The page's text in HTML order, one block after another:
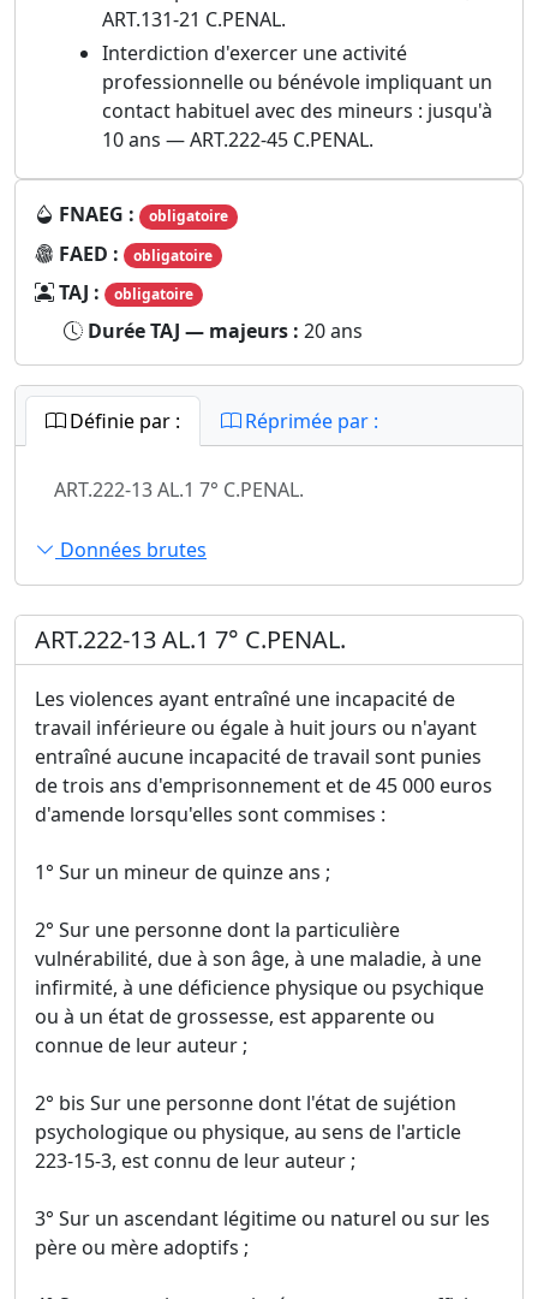
ART.131-21 C.PENAL.
Interdiction d'exercer une activité
professionnelle ou bénévole impliquant un
contact habituel avec des mineurs : jusqu'à
10 ans — ART.222-45 C.PENAL.
FNAEG : obligatoire
FAED : obligatoire
TAJ : obligatoire
Durée TAJ — majeurs : 20 ans
Définie par : Réprimée par :
ART.222-13 AL.1 7° C.PENAL.
Données brutes
ART.222-13 AL.1 7° C.PENAL.
Les violences ayant entraîné une incapacité de
travail inférieure ou égale à huit jours ou n'ayant
entraîné aucune incapacité de travail sont punies
de trois ans d'emprisonnement et de 45 000 euros
d'amende lorsqu'elles sont commises :
1° Sur un mineur de quinze ans ;
2° Sur une personne dont la particulière
vulnérabilité, due à son âge, à une maladie, à une
infirmité, à une déficience physique ou psychique
ou à un état de grossesse, est apparente ou
connue de leur auteur ;
2° bis Sur une personne dont l'état de sujétion
psychologique ou physique, au sens de l'article
223-15-3, est connu de leur auteur ;
3° Sur un ascendant légitime ou naturel ou sur les
père ou mère adoptifs ;